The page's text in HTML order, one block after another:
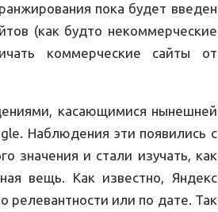
пока будет введен
(как будто некоммерческие
коммерческие сайты от
касающимися нынешней
Наблюдения эти появились с
значения и стали изучать, как
вещь. Как известно, Яндекс
релевантности или по дате. Так